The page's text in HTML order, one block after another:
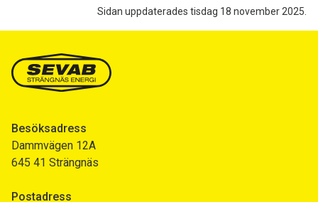
Sidan uppdaterades tisdag 18 november 2025.
Besöksadress
Dammvägen 12A
645 41 Strängnäs
Postadress